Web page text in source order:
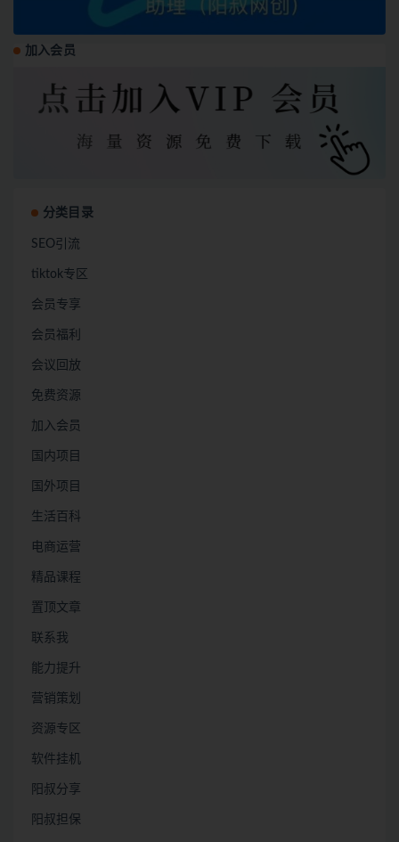
加入会员
分类目录
SEO引流
tiktok专区
会员专享
会员福利
会议回放
免费资源
加入会员
国内项目
国外项目
生活百科
电商运营
精品课程
置顶文章
联系我
能力提升
营销策划
资源专区
软件挂机
阳叔分享
阳叔担保